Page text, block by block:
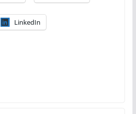
LinkedIn